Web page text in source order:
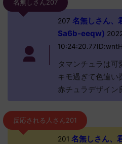
名無しさん207
207 名無しさん、
Sa6b-eeqw)
タマンチュラは可
キモ過ぎて色違い
赤チュラデザイン
反応される人さん201
201 名無しさん、